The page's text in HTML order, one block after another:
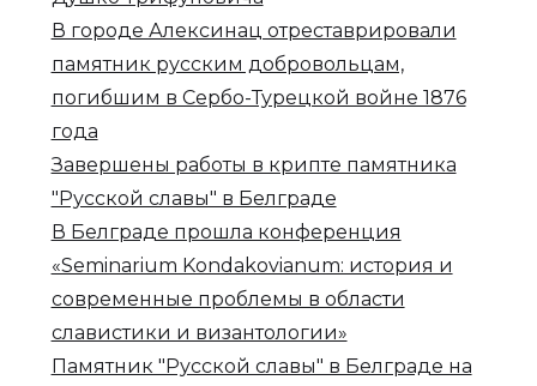
В городе Алексинац отреставрировали
памятник русским добровольцам,
погибшим в Сербо-Турецкой войне 1876
года
Завершены работы в крипте памятника
"Русской славы" в Белграде
В Белграде прошла конференция
«Seminarium Kondakovianum: история и
современные проблемы в области
славистики и византологии»
Памятник "Русской славы" в Белграде на